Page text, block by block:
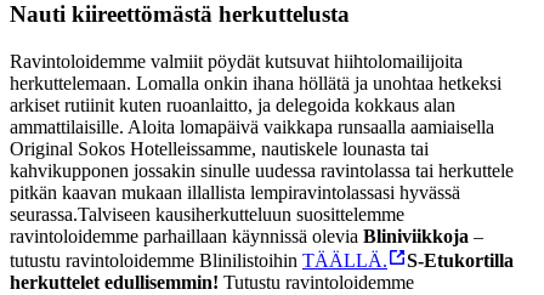
Nauti kiireettömästä herkuttelusta
Ravintoloidemme valmiit pöydät kutsuvat hiihtolomailijoita
herkuttelemaan. Lomalla onkin ihana höllätä ja unohtaa hetkeksi
arkiset rutiinit kuten ruoanlaitto, ja delegoida kokkaus alan
ammattilaisille. Aloita lomapäivä vaikkapa runsaalla aamiaisella
Original Sokos Hotelleissamme, nautiskele lounasta tai
kahvikupponen jossakin sinulle uudessa ravintolassa tai herkuttele
pitkän kaavan mukaan illallista lempiravintolassasi hyvässä
seurassa.Talviseen kausiherkutteluun suosittelemme
ravintoloidemme parhaillaan käynnissä olevia Bliniviikkoja –
tutustu ravintoloidemme Blinilistoihin TÄÄLLÄ.
S-Etukortilla
herkuttelet edullisemmin! Tutustu ravintoloidemme